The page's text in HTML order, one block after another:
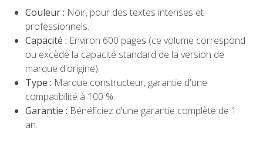
Couleur : Noir, pour des textes intenses et
professionnels.
Capacité : Environ 600 pages (ce volume correspond
ou excède la capacité standard de la version de
marque d'origine).
Type : Marque constructeur, garantie d'une
compatibilité à 100 %.
Garantie : Bénéficiez d'une garantie complète de 1
an.